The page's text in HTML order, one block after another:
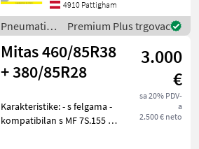
optional 2x 480/65R 28
Mitas da
4910 Pattigham
Pneumatici/
Gume/
Naplatci /
Mitas
Premium Plus trgovac
Mitas 460/85R38
+ 380/85R28
3.000
€
sa 20% PDV-
a
2.500 € neto
Karakteristike: - s felgama -
kompatibilan s MF 7S.155 -